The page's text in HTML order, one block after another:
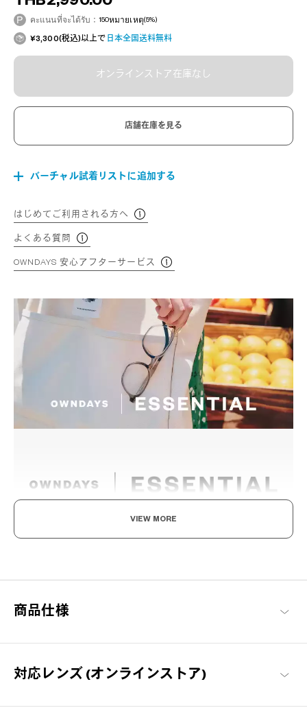
คะแนนที่จะได้รับ：150หมายเหตุ(5%)
¥3,300(税込)以上で 日本全国送料無料
オンラインストア在庫なし
店舗在庫を見る
バーチャル試着リストに追加する
はじめてご利用される方へ
よくある質問
OWNDAYS 安心アフターサービス
ここから始める 新しい日々。
OWNDAYS | ESSENTIAL 商品一覧
VIEW MORE
商品仕様
対応レンズ (オンラインストア)